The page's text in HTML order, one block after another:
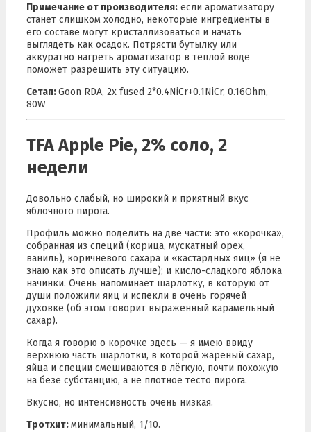
Примечание от производителя: если ароматизатору
станет слишком холодно, некоторые ингредиенты в
его составе могут кристаллизоваться и начать
выглядеть как осадок. Потрясти бутылку или
аккуратно нагреть ароматизатор в тёплой воде
поможет разрешить эту ситуацию.
Сетап:Goon RDA, 2x fused 2*0.4NiCr+0.1NiCr, 0.16Ohm,
80W
TFA Apple Pie, 2% соло, 2
недели
Довольно слабый, но широкий и приятный вкус
яблочного пирога.
Профиль можно поделить на две части: это «корочка»,
собранная из специй (корица, мускатный орех,
ваниль), коричневого сахара и «кастардных яиц» (я не
знаю как это описать лучше); и кисло-сладкого яблока
начинки. Очень напоминает шарлотку, в которую от
души положили яиц и испекли в очень горячей
духовке (об этом говорит выраженный карамельный
сахар).
Когда я говорю о корочке здесь — я имею ввиду
верхнюю часть шарлотки, в которой жареный сахар,
яйца и специи смешиваются в лёгкую, почти похожую
на безе субстанцию, а не плотное тесто пирога.
Вкусно, но интенсивность очень низкая.
Тротхит:минимальный, 1/10.